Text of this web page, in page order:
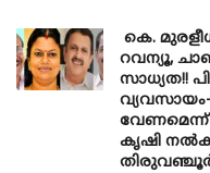
കെ.
റവന്യൂ,
സാധ്യത!!
കൃഷി